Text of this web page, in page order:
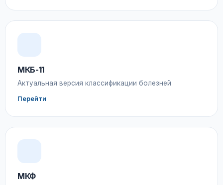
МКБ-11
Актуальная версия классификации болезней
Перейти
МКФ